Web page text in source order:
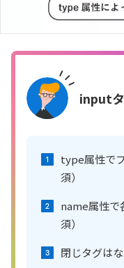
input
type属性で
須）
name属性
須）
閉じタグは